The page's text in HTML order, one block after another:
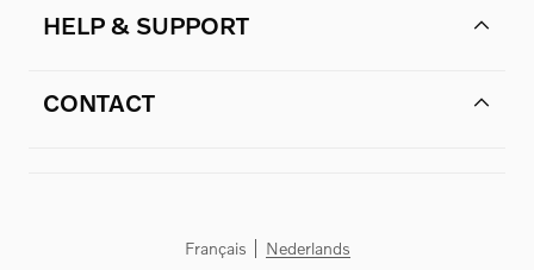
HELP & SUPPORT
CONTACT
Français Nederlands